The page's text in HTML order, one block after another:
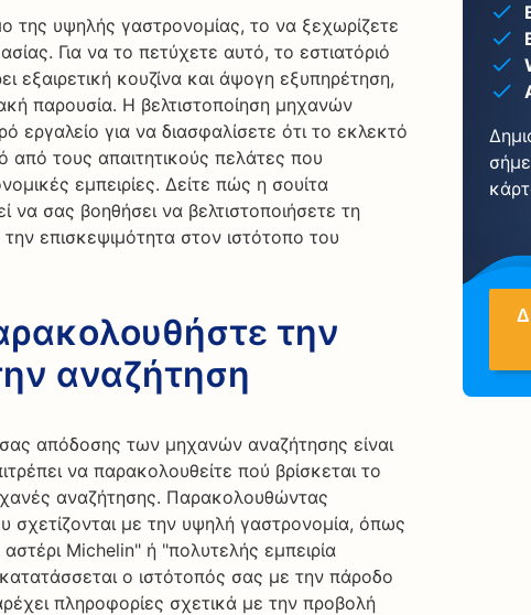
της υψηλής γαστρονομίας, το να ξεχωρίζετε
Για να το πετύχετε αυτό, το εστιατόριό
εξαιρετική κουζίνα και άψογη εξυπηρέτηση,
παρουσία. Η βελτιστοποίηση μηχανών
εργαλείο για να διασφαλίσετε ότι το εκλεκτό
από τους απαιτητικούς πελάτες που
εμπειρίες. Δείτε πώς η σουίτα
να σας βοηθήσει να βελτιστοποιήσετε τη
επισκεψιμότητα στον ιστότοπο του
την
αναζήτηση
απόδοσης των μηχανών αναζήτησης είναι
να παρακολουθείτε πού βρίσκεται το
αναζήτησης. Παρακολουθώντας
σχετίζονται με την υψηλή γαστρονομία, όπως
Michelin" ή "πολυτελής εμπειρία
ο ιστότοπός σας με την πάροδο
πληροφορίες σχετικά με την προβολή